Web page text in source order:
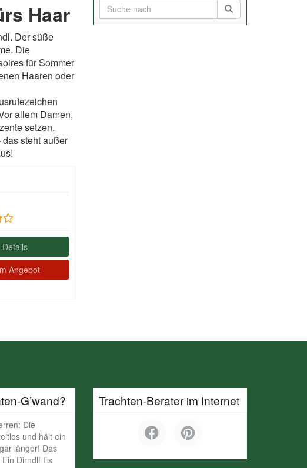
Haar
Der süße
Die
für Sommer
Haaren oder
allem Damen,
setzen.
steht außer
Details
Angebot
G’wand?
Die
und hält ein
länger! Das
Dirndl! Es
Trachten-Berater im Internet